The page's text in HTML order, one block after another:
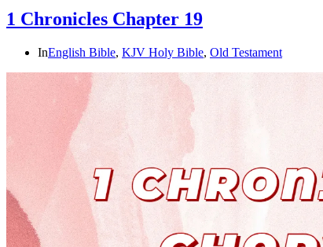
1 Chronicles Chapter 19
InEnglish Bible, KJV Holy Bible, Old Testament